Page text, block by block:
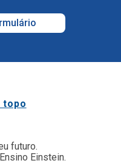
topo
futuro.
Einstein.